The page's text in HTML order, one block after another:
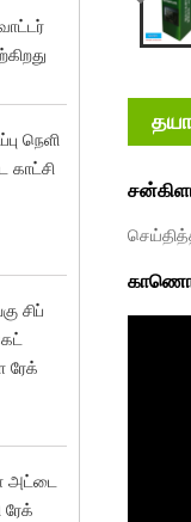
நெளி
சிப்
ரேக்